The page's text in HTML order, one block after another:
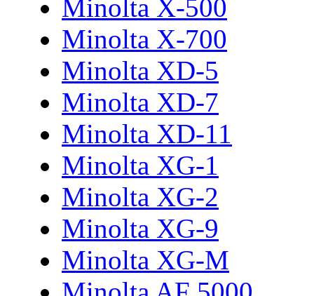
Minolta X-500
Minolta X-700
Minolta XD-5
Minolta XD-7
Minolta XD-11
Minolta XG-1
Minolta XG-2
Minolta XG-9
Minolta XG-M